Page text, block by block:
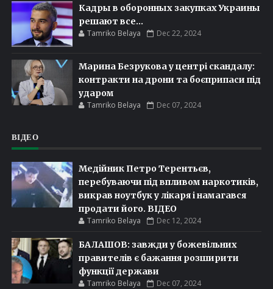
Кадры в оборонных закупках Украины
решают все...
Tamriko Belaya Dec 22, 2024
Марина Безрукова у центрі скандалу:
контракти на дрони та боєприпаси під
ударом
Tamriko Belaya Dec 07, 2024
ВІДЕО
Медійник Петро Терентьєв,
перебуваючи під впливом наркотиків,
викрав ноутбук у лікаря і намагався
продати його. ВІДЕО
Tamriko Belaya Dec 12, 2024
БАЛАШОВ: завжди у божевільних
правителів є бажання розширити
функції держави
Tamriko Belaya Dec 07, 2024